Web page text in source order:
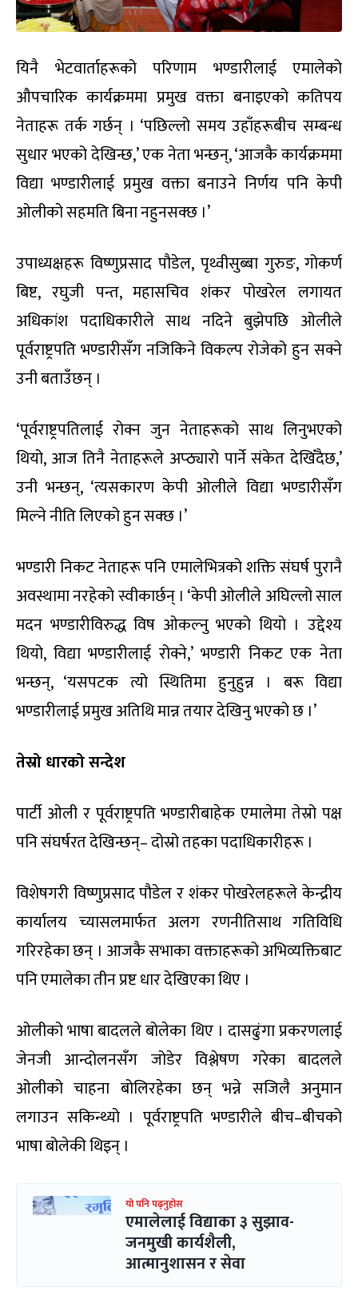
यिनै भेटवार्ताहरूको परिणाम भण्डारीलाई एमालेको
औपचारिक कार्यक्रममा प्रमुख वक्ता बनाइएको कतिपय
नेताहरू तर्क गर्छन् । ‘पछिल्लो समय उहाँहरूबीच सम्बन्ध
सुधार भएको देखिन्छ,’ एक नेता भन्छन्, ‘आजकै कार्यक्रममा
विद्या भण्डारीलाई प्रमुख वक्ता बनाउने निर्णय पनि केपी
ओलीको सहमति बिना नहुनसक्छ ।’
उपाध्यक्षहरू विष्णुप्रसाद पौडेल, पृथ्वीसुब्बा गुरुङ, गोकर्ण
बिष्ट, रघुजी पन्त, महासचिव शंकर पोखरेल लगायत
अधिकांश पदाधिकारीले साथ नदिने बुझेपछि ओलीले
पूर्वराष्ट्रपति भण्डारीसँग नजिकिने विकल्प रोजेको हुन सक्ने
उनी बताउँछन् ।
‘पूर्वराष्ट्रपतिलाई रोक्न जुन नेताहरूको साथ लिनुभएको
थियो, आज तिनै नेताहरूले अप्ठ्यारो पार्ने संकेत देखिँदैछ,’
उनी भन्छन्, ‘त्यसकारण केपी ओलीले विद्या भण्डारीसँग
मिल्ने नीति लिएको हुन सक्छ ।’
भण्डारी निकट नेताहरू पनि एमालेभित्रको शक्ति संघर्ष पुरानै
अवस्थामा नरहेको स्वीकार्छन् । ‘केपी ओलीले अघिल्लो साल
मदन भण्डारीविरुद्ध विष ओकल्नु भएको थियो । उद्देश्य
थियो, विद्या भण्डारीलाई रोक्ने,’ भण्डारी निकट एक नेता
भन्छन्, ‘यसपटक त्यो स्थितिमा हुनुहुन्न । बरू विद्या
भण्डारीलाई प्रमुख अतिथि मान्न तयार देखिनु भएको छ ।’
तेस्रो धारको सन्देश
पार्टी ओली र पूर्वराष्ट्रपति भण्डारीबाहेक एमालेमा तेस्रो पक्ष
पनि संघर्षरत देखिन्छन्– दोस्रो तहका पदाधिकारीहरू ।
विशेषगरी विष्णुप्रसाद पौडेल र शंकर पोखरेलहरूले केन्द्रीय
कार्यालय च्यासलमार्फत अलग रणनीतिसाथ गतिविधि
गरिरहेका छन् । आजकै सभाका वक्ताहरूको अभिव्यक्तिबाट
पनि एमालेका तीन प्रष्ट धार देखिएका थिए ।
ओलीको भाषा बादलले बोलेका थिए । दासढुंगा प्रकरणलाई
जेनजी आन्दोलनसँग जोडेर विश्लेषण गरेका बादलले
ओलीको चाहना बोलिरहेका छन् भन्ने सजिलै अनुमान
लगाउन सकिन्थ्यो । पूर्वराष्ट्रपति भण्डारीले बीच–बीचको
भाषा बोलेकी थिइन् ।
यो पनि पढ्नुहोस
एमालेलाई विद्याका ३ सुझाव-
जनमुखी कार्यशैली,
आत्मानुशासन र सेवा